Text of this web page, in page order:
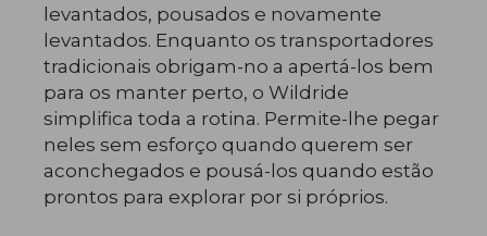
levantados, pousados e novamente
levantados. Enquanto os transportadores
tradicionais obrigam-no a apertá-los bem
para os manter perto, o Wildride
simplifica toda a rotina. Permite-lhe pegar
neles sem esforço quando querem ser
aconchegados e pousá-los quando estão
prontos para explorar por si próprios.